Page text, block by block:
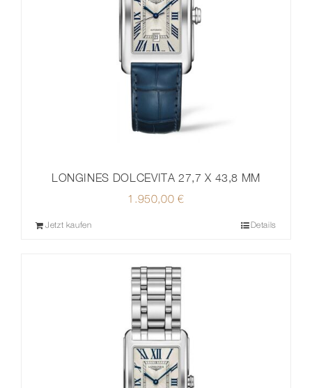
LONGINES DOLCEVITA 27,7 X 43,8 MM
1.950,00€
Jetzt kaufen Details